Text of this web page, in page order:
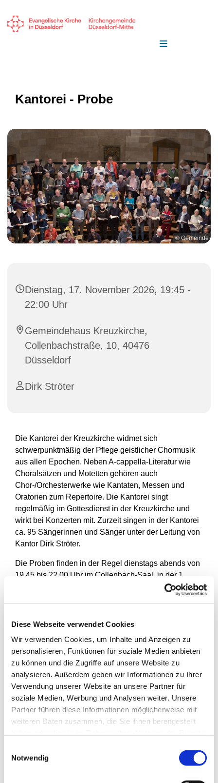
Diese Webseite verwendet Cookies
Wir verwenden Cookies, um Inhalte und Anzeigen zu
personalisieren, Funktionen für soziale Medien anbieten
zu können und die Zugriffe auf unsere Website zu
analysieren. Außerdem geben wir Informationen zu Ihrer
Verwendung unserer Website an unsere Partner für
soziale Medien, Werbung und Analysen weiter. Unsere
Partner führen diese Informationen möglicherweise mit
weiteren Daten zusammen, die Sie ihnen bereitgestellt
Notwendig
Kantorei - Probe
© Gemeinde
Dienstag, 17. November 2026, 19:45 -
22:00 Uhr
Gemeindehaus Kreuzkirche,
Collenbachstraße, 10, 40476
Düsseldorf
Dirk Ströter
Die Kantorei der Kreuzkirche widmet sich
schwerpunktmäßig der Pflege geistlicher Chormusik
aus allen Epochen. Neben A-cappella-Literatur wie
Choralsätzen und Motetten gehören auch
Chor-/Orchesterwerke wie Kantaten, Messen und
Oratorien zum Repertoire. Die Kantorei singt
regelmäßig im Gottesdienst in der Kreuzkirche und
wirkt bei Konzerten mit. Zurzeit singen in der Kantorei
ca. 95 Sängerinnen und Sänger unter der Leitung von
Kantor Dirk Ströter.
Die Proben finden in der Regel dienstags abends von
19.45 bis 22.00 Uhr im Collenbach-Saal, in der 1.
Interessenten melden sich bitte bei Dirk Ströter und
besuchen. Ein Vorsingen ist nicht erforderlich.
Mail: dirk.stroeter@t-online.de oder Telefon: 83 02 96
59